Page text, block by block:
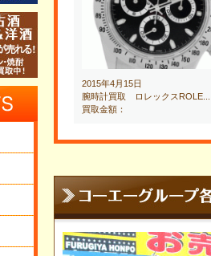
2015年4月15日
腕時計買取 ロレックスROLE...
買取金額：